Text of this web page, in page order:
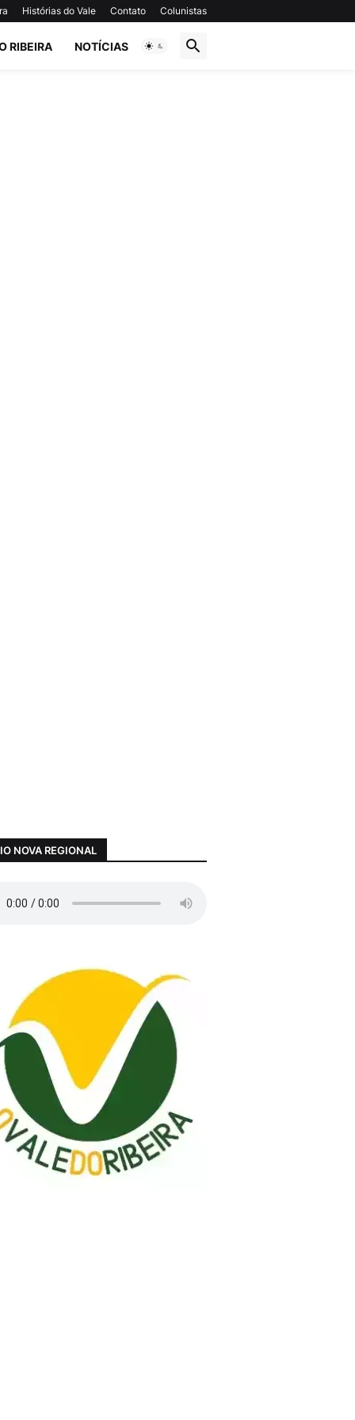
Histórias do Vale Contato Colunistas
RIBEIRA NOTÍCIAS
NOVA REGIONAL